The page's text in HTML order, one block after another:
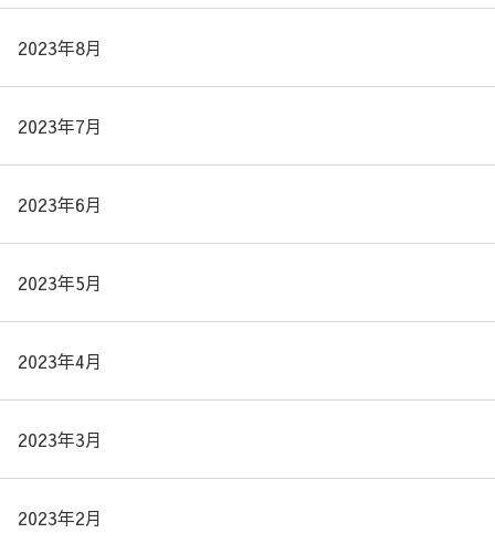
2023年8月
2023年7月
2023年6月
2023年5月
2023年4月
2023年3月
2023年2月